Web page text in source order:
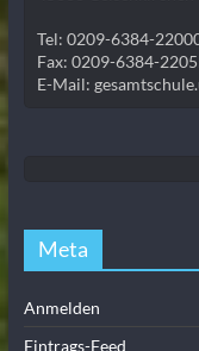
Tel: 0209-6384-
Fax: 0209-6384-
E-Mail:
Meta
Anmelden
Eintrags-Feed